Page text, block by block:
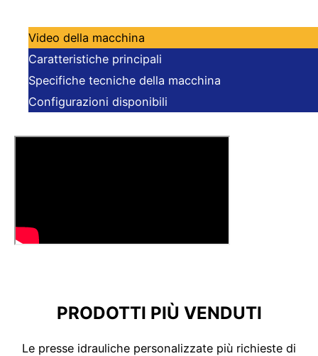
Video della macchina
Caratteristiche principali
Specifiche tecniche della macchina
Configurazioni disponibili
PRODOTTI PIÙ VENDUTI
Le presse idrauliche personalizzate più richieste di